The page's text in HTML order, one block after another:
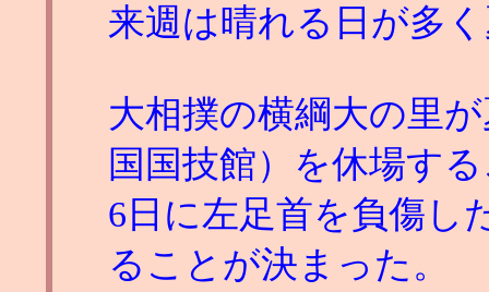
来週は晴れる日が多
大相撲の横綱大の里
国国技館）を休場す
6日に左足首を負傷し
ることが決まった。